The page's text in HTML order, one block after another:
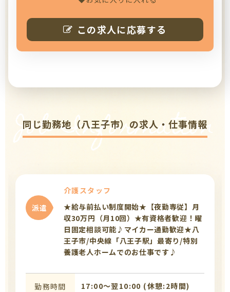
この求人に応募する
Job Information
同じ勤務地（八王子市）の求人・仕事情報
派遣
介護スタッフ
★給与前払い制度開始★【夜勤専従】月
収30万円（月10回）★有資格者歓迎！曜
日固定相談可能♪マイカー通勤歓迎★八
王子市/中央線「八王子駅」最寄り/特別
養護老人ホームでのお仕事です♪
勤務時間 17:00〜翌10:00 (休憩:2時間)